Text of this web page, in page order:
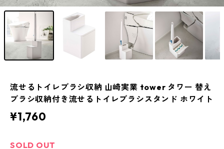
流せるトイレブラシ収納 山崎実業 tower タワー 替え
ブラシ収納付き流せるトイレブラシスタンド ホワイト
¥1,760
SOLD OUT